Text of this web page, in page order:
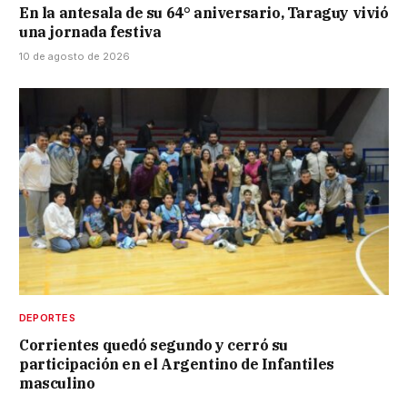
En la antesala de su 64° aniversario, Taraguy vivió
una jornada festiva
10 de agosto de 2026
DEPORTES
Corrientes quedó segundo y cerró su
participación en el Argentino de Infantiles
masculino